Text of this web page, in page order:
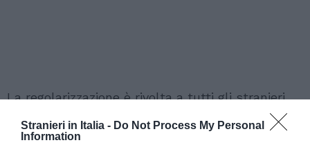
Stranieri in Italia - Do Not Process My Personal
Information
La regolarizzazione è rivolta a tutti gli stranieri
irregolari, sprovvisti della documentazione
necessaria, che dimostrino la loro residenza sul